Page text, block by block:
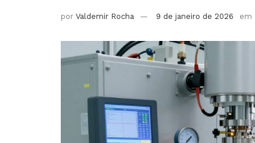
por Valdemir Rocha 9 de janeiro de 2026 em